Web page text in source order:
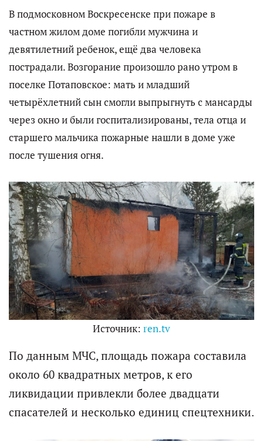
В подмосковном Воскресенске при пожаре в
частном жилом доме погибли мужчина и
девятилетний ребенок, ещё два человека
пострадали. Возгорание произошло рано утром в
поселке Потаповское: мать и младший
четырёхлетний сын смогли выпрыгнуть с мансарды
через окно и были госпитализированы, тела отца и
старшего мальчика пожарные нашли в доме уже
после тушения огня.
Источник: ren.tv
По данным МЧС, площадь пожара составила
около 60 квадратных метров, к его
ликвидации привлекли более двадцати
спасателей и несколько единиц спецтехники.